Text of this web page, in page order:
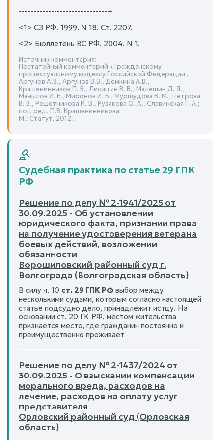
--------------------------------
<1> СЗ РФ. 1999. N 18. Ст. 2207.
<2> Бюллетень ВС РФ. 2004. N 1.
Источник комментария:
Постатейный комментарий к Гражданскому
процессуальному кодексу Российской Федерации .
Аргунов А.В., Аргунов В.В., Демкина А.В.,
Крашенинников П. В., Лисицын В. В., Малешин Д. Я.,
Манылов И. Е., Миронов И. Б., Муршудова В. М., Петрова
В. В., Решетникова И. В., Рузакова О. А., Славинская Г. А.;
под ред. П.В. Крашенинникова
М.: Статут, 2012 .
Судебная практика по статье 29 ГПК
РФ
Решение по делу № 2-1941/2025 от
30.09.2025 - Об установлении
юридического факта, признании права
на получение удостоверения ветерана
боевых действий, возложении
обязанности
Ворошиловский районный суд г.
Волгограда (Волгоградская область)
В силу ч. 10 ст. 29 ГПК РФ выбор между
несколькими судами, которым согласно настоящей
статье подсудно дело, принадлежит истцу. На
основании ст. 20 ГК РФ, местом жительства
признается место, где гражданин постоянно и
преимущественно проживает
Решение по делу № 2-1437/2024 от
30.09.2025 - О взыскании компенсации
морального вреда, расходов на
лечение, расходов на оплату услуг
представителя
Орловский районный суд (Орловская
область)